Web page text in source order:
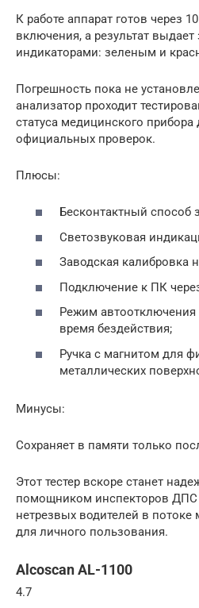
К работе аппарат готов через
включения, а результат
индикаторами: зеленым и
Погрешность пока не
анализатор проходит
статуса медицинского
официальных проверок.
Плюсы:
Бесконтактный способ
Светозвуковая
Заводская калибровка
Подключение к ПК
Режим автоотключения
время бездействия;
Ручка с магнитом для
металлических
Минусы:
Сохраняет в памяти только
Этот тестер вскоре станет
помощником инспекторов
нетрезвых водителей в
для личного пользования.
Alcoscan AL-1100
4.7